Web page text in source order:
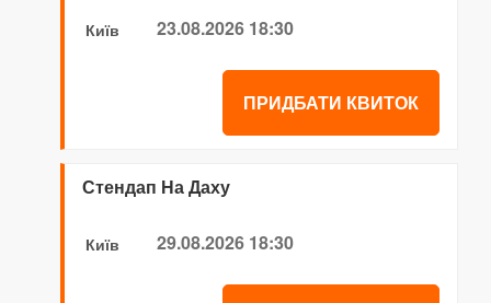
Київ 23.08.2026 18:30
ПРИДБАТИ КВИТОК
Стендап На Даху
Київ 29.08.2026 18:30